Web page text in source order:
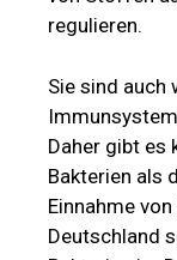
regulieren.
Sie sind
Daher gibt es
Bakterien als
Einnahme
Deutschland